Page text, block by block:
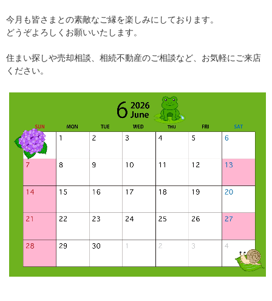
今月も皆さまとの素敵なご縁を楽しみにしております。
どうぞよろしくお願いいたします。
住まい探しや売却相談、相続不動産のご相談など、お気軽にご来店
ください。